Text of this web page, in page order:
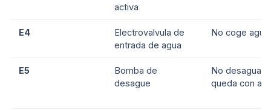
activa
E4
Electrovalvula de
entrada de agua
No coge agua
E5
Bomba de
desague
No desagua /
queda con